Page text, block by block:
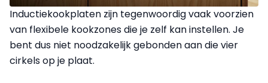
Inductiekookplaten zijn tegenwoordig vaak voorzien
van flexibele kookzones die je zelf kan instellen. Je
bent dus niet noodzakelijk gebonden aan die vier
cirkels op je plaat.